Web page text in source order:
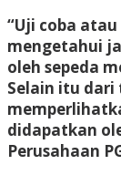
“Uji coba
mengetahui
oleh sepeda
Selain itu dari
didapatkan
Perusahaan